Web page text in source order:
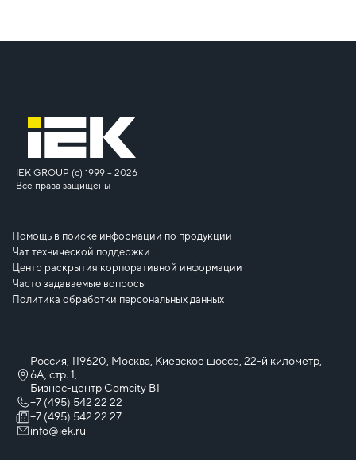
IEK GROUP (c) 1999 – 2026
Все права защищены
Помощь в поиске информации по продукции
Чат технической поддержки
Центр раскрытия корпоративной информации
Часто задаваемые вопросы
Политика обработки персональных данных
Россия, 119620, Москва, Киевское шоссе, 22-й километр,
6А, стр. 1,
Бизнес-центр Comcity B1
+7 (495) 542 22 22
+7 (495) 542 22 27
info@iek.ru